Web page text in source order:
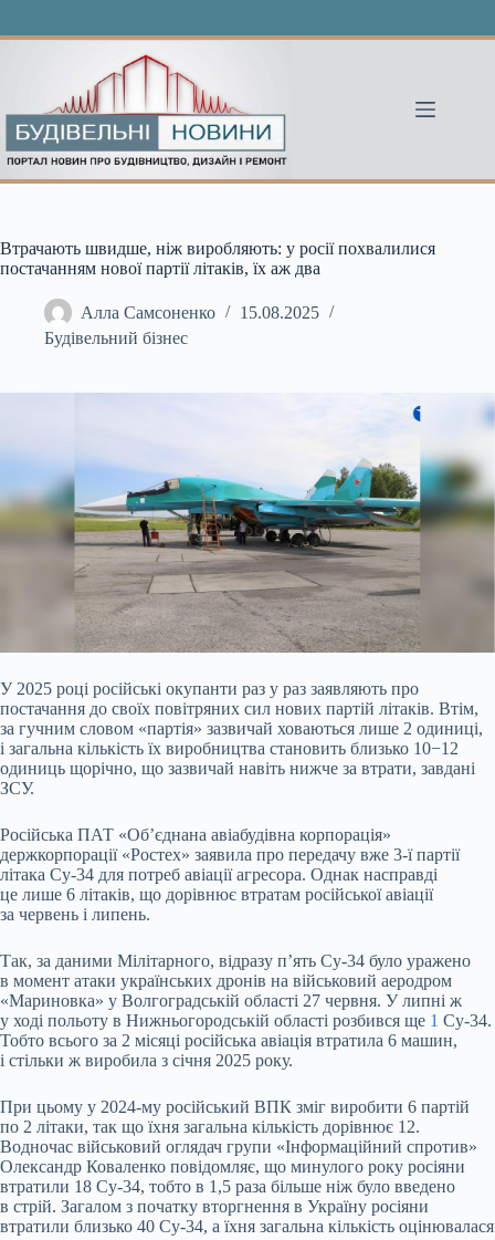
Втрачають швидше, ніж виробляють: у росії похвалилися
постачанням нової партії літаків, їх аж два
Алла Самсоненко
15.08.2025
Будівельний бізнес
У 2025 році російські окупанти раз у раз заявляють про
постачання до своїх повітряних сил нових партій літаків. Втім,
за гучним словом «партія» зазвичай ховаються лише 2 одиниці,
і загальна кількість їх виробництва становить близько 10−12
одиниць щорічно, що зазвичай навіть нижче за втрати, завдані
ЗСУ.
Російська ПАТ «Об’єднана авіабудівна корпорація»
держкорпорації «Ростех» заявила про передачу вже 3-ї партії
літака Су-34 для потреб авіації агресора. Однак насправді
це лише 6 літаків, що дорівнює втратам російської авіації
за червень і липень.
Так, за даними Мілітарного, відразу п’ять Су-34 було уражено
в момент атаки українських дронів на військовий аеродром
«Мариновка» у Волгоградській області 27 червня. У липні ж
у ході польоту в Нижньогородській області розбився ще 1 Су-34.
Тобто всього за 2 місяці російська авіація втратила 6 машин,
і стільки ж виробила з січня 2025 року.
При цьому у 2024-му російський ВПК зміг виробити 6 партій
по 2 літаки, так що їхня загальна кількість дорівнює 12.
Водночас військовий оглядач групи «Інформаційний спротив»
Олександр Коваленко повідомляє, що минулого року росіяни
втратили 18 Су-34, тобто в 1,5 раза більше ніж було введено
в стрій. Загалом з початку вторгнення в Україну росіяни
втратили близько 40 Су-34, а їхня загальна кількість оцінювалася